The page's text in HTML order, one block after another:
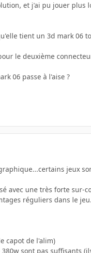
et j'ai pu jouer plus
tient un 3d mark 06
le deuxième
06 passe à l'aise ?
jeux
avec une très forte
réguliers dans le
capot de l'alim)
sont pas suffisants